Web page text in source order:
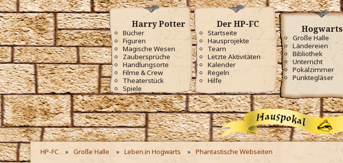
Harry Potter
Bücher
Figuren
Magische Wesen
Zaubersprüche
Handlungsorte
Filme & Crew
Theaterstück
Spiele
Der HP-FC
Startseite
Hausprojekte
Team
Letzte Aktivitäten
Kalender
Regeln
Hilfe
Hogwarts
Große Halle
Ländereien
Bibliothek
Unterricht
Pokalzimmer
Punktegläser
HP-FC Große Halle Leben in Hogwarts Phantastische Webseiten